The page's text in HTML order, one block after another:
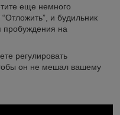
еще немного
и будильник
пробуждения на
регулировать
он не мешал вашему